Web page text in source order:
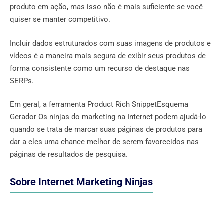
produto em ação, mas isso não é mais suficiente se você
quiser se manter competitivo.
Incluir dados estruturados com suas imagens de produtos e
vídeos é a maneira mais segura de exibir seus produtos de
forma consistente como um recurso de destaque nas
SERPs.
Em geral, a ferramenta Product Rich SnippetEsquema
Gerador Os ninjas do marketing na Internet podem ajudá-lo
quando se trata de marcar suas páginas de produtos para
dar a eles uma chance melhor de serem favorecidos nas
páginas de resultados de pesquisa.
Sobre Internet Marketing Ninjas